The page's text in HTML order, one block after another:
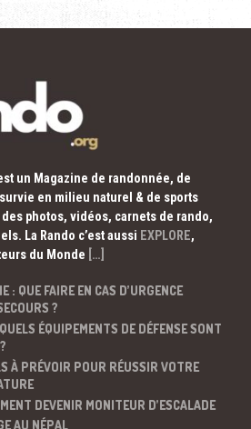
un Magazine de randonnée, de
en milieu naturel & de sports
photos, vidéos, carnets de rando,
La Rando c’est aussi EXPLORE,
du Monde […]
: QUE FAIRE EN CAS D’URGENCE
?
ÉQUIPEMENTS DE DÉFENSE SONT
À PRÉVOIR POUR RÉUSSIR VOTRE
DEVENIR MONITEUR D’ESCALADE
AU NÉPAL